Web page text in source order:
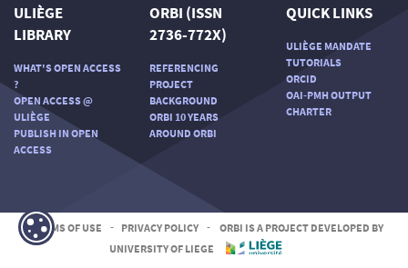
ULIÈGE
LIBRARY
WHAT'S OPEN ACCESS
?
OPEN ACCESS @
ULIÈGE
PUBLISH IN OPEN
ACCESS
ORBI (ISSN
2736-772X)
REFERENCING
PROJECT
BACKGROUND
ORBI 10 YEARS
AROUND ORBI
QUICK LINKS
ULIÈGE MANDATE
TUTORIALS
ORCID
OAI-PMH OUTPUT
CHARTER
TERMS OF USE - PRIVACY POLICY -
ORBI IS A PROJECT DEVELOPED BY
UNIVERSITY OF LIEGE